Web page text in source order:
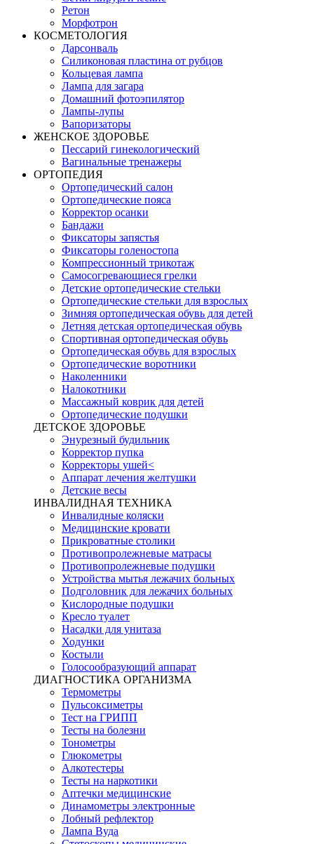
Ретон
Морфотрон
КОСМЕТОЛОГИЯ
Дарсонваль
Силиконовая пластина от рубцов
Кольцевая лампа
Лампа для загара
Домашний фотоэпилятор
Лампы-лупы
Вапоризаторы
ЖЕНСКОЕ ЗДОРОВЬЕ
Пессарий гинекологический
Вагинальные тренажеры
ОРТОПЕДИЯ
Ортопедический салон
Ортопедические пояса
Корректор осанки
Бандажи
Фиксаторы запястья
Фиксаторы голеностопа
Компрессионный трикотаж
Самосогревающиеся грелки
Детские ортопедические стельки
Ортопедические стельки для взрослых
Зимняя ортопедическая обувь для детей
Летняя детская ортопедическая обувь
Спортивная ортопедическая обувь
Ортопедическая обувь для взрослых
Ортопедические воротники
Наколенники
Налокотники
Массажный коврик для детей
Ортопедические подушки
ДЕТСКОЕ ЗДОРОВЬЕ
Энурезный будильник
Корректор пупка
Корректоры ушей<
Аппарат лечения желтушки
Детские весы
ИНВАЛИДНАЯ ТЕХНИКА
Инвалидные коляски
Медицинские кровати
Прикроватные столики
Противопролежневые матрасы
Противопролежневые подушки
Устройства мытья лежачих больных
Подголовник для лежачих больных
Кислородные подушки
Кресло туалет
Насадки для унитаза
Ходунки
Костыли
Голосообразующий аппарат
ДИАГНОСТИКА ОРГАНИЗМА
Термометры
Пульсоксиметры
Тест на ГРИПП
Тесты на болезни
Тонометры
Глюкометры
Алкотестеры
Тесты на наркотики
Аптечки медицинские
Динамометры электронные
Лобный рефлектор
Лампа Вуда